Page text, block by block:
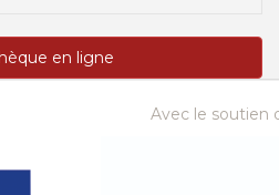
en ligne
Avec le soutien